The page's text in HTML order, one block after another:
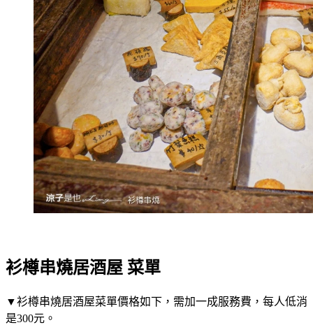
衫樽串燒居酒屋 菜單
▼衫樽串燒居酒屋菜單價格如下，需加一成服務費，每人低消
是300元。